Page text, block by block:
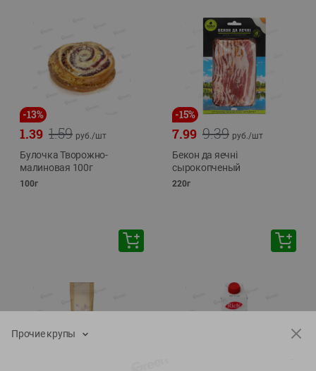
-13%
1.59
1.39 руб./шт
Булочка Творожно-
малиновая 100г
100г
-15%
9.39
7.99 руб./шт
Бекон да яечнi
сырокопченый
220г
Прочие крупы